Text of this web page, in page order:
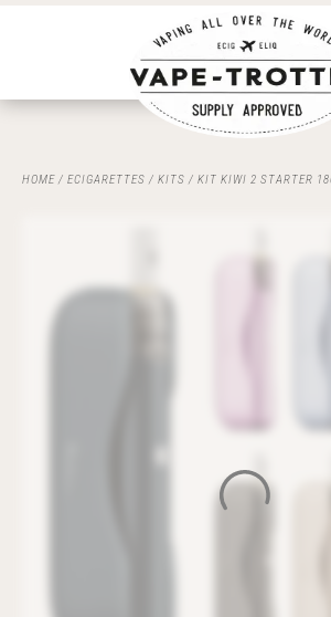
HOME / ECIGARETTES / KITS / KIT KIWI 2 STARTER